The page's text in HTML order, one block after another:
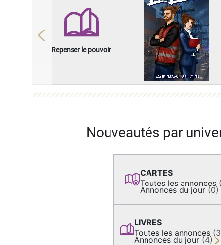
Repenser le pouvoir
Previous
Nouveautés par
CARTES
Toutes les annonces
Annonces du jour (0)
LIVRES
Toutes les annonces
Annonces du jour (4)